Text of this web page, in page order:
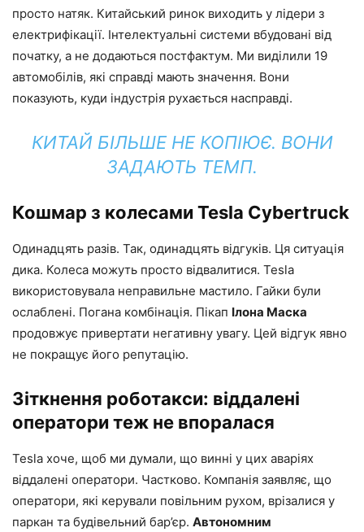
просто натяк. Китайський ринок виходить у лідери з
електрифікації. Інтелектуальні системи вбудовані від
початку, а не додаються постфактум. Ми виділили 19
автомобілів, які справді мають значення. Вони
показують, куди індустрія рухається насправді.
КИТАЙ БІЛЬШЕ НЕ КОПІЮЄ. ВОНИ
ЗАДАЮТЬ ТЕМП.
Кошмар з колесами Tesla Cybertruck
Одинадцять разів. Так, одинадцять відгуків. Ця ситуація
дика. Колеса можуть просто відвалитися. Tesla
використовувала неправильне мастило. Гайки були
ослаблені. Погана комбінація. Пікап Ілона Маска
продовжує привертати негативну увагу. Цей відгук явно
не покращує його репутацію.
Зіткнення роботакси: віддалені
оператори теж не впоралася
Tesla хоче, щоб ми думали, що винні у цих аваріях
віддалені оператори. Частково. Компанія заявляє, що
оператори, які керували повільним рухом, врізалися у
паркан та будівельний бар’єр. Автономним